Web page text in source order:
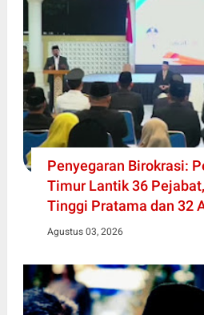
Penyegaran Birokrasi:
Timur Lantik 36
Tinggi Pratama dan 32
Agustus 03, 2026